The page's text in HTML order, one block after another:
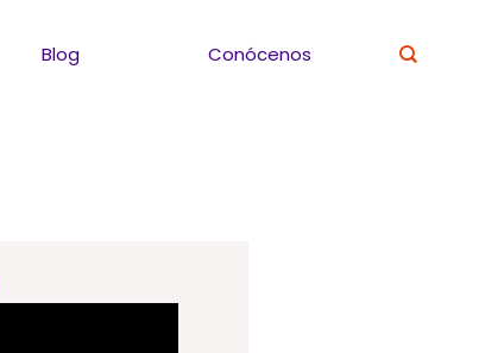
Blog Conócenos